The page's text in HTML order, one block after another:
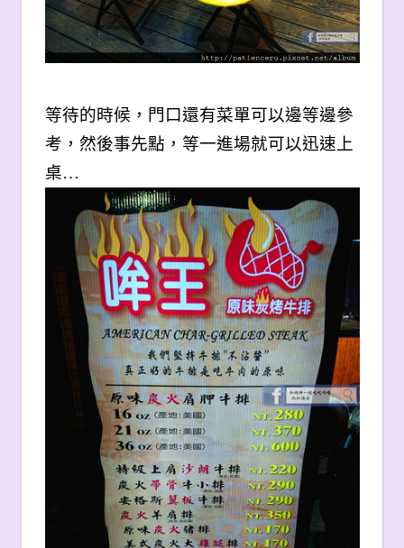
等待的時候，門口還有菜單可以邊等邊參
考，然後事先點，等一進場就可以迅速上
桌…